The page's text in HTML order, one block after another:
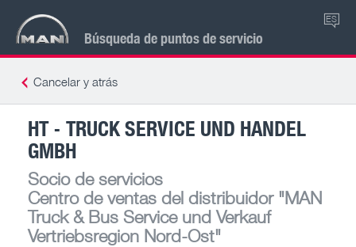
Búsqueda de puntos de servicio
ES
Cancelar y atrás
HT - TRUCK SERVICE UND HANDEL
GMBH
Socio de servicios
Centro de ventas del distribuidor"MAN
Truck & Bus Service und Verkauf
Vertriebsregion Nord-Ost"